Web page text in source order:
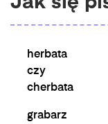
herbata
czy
cherbata
grabarz